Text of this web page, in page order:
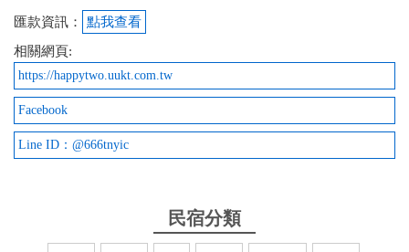
讓大大小小一整天都窩在屋內哪都不去；光是雙人房
的空間就很大了，房間多，很適合家族旅遊或是親朋
好友一起出遊，房間乾淨，老闆很用心整理，價錢公
道，值得一來
from google
這次連假帶長輩們來墾丁走走，找到這間民宿真的超
讚，大家都讚不絕口
匯款資訊：
點我查看
相關網頁:
https://happytwo.uukt.com.tw
Facebook
Line ID：@666tnyic
民宿分類